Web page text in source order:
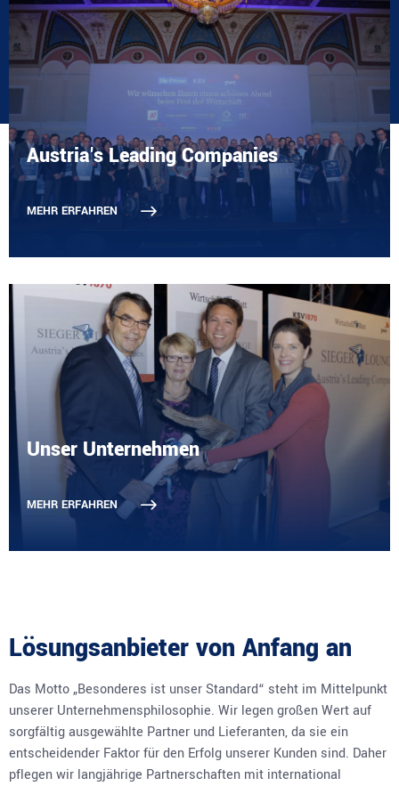
Austria's Leading Companies
MEHR ERFAHREN
Unser Unternehmen
MEHR ERFAHREN
Lösungsanbieter von Anfang an
Das Motto „Besonderes ist unser Standard“ steht im Mittelpunkt
unserer Unternehmensphilosophie. Wir legen großen Wert auf
sorgfältig ausgewählte Partner und Lieferanten, da sie ein
entscheidender Faktor für den Erfolg unserer Kunden sind. Daher
pflegen wir langjährige Partnerschaften mit international